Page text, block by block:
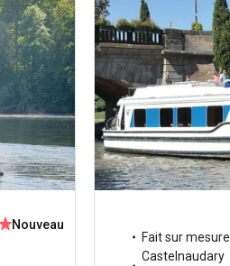
Nouveau
Fait sur mesure
Castelnaudary